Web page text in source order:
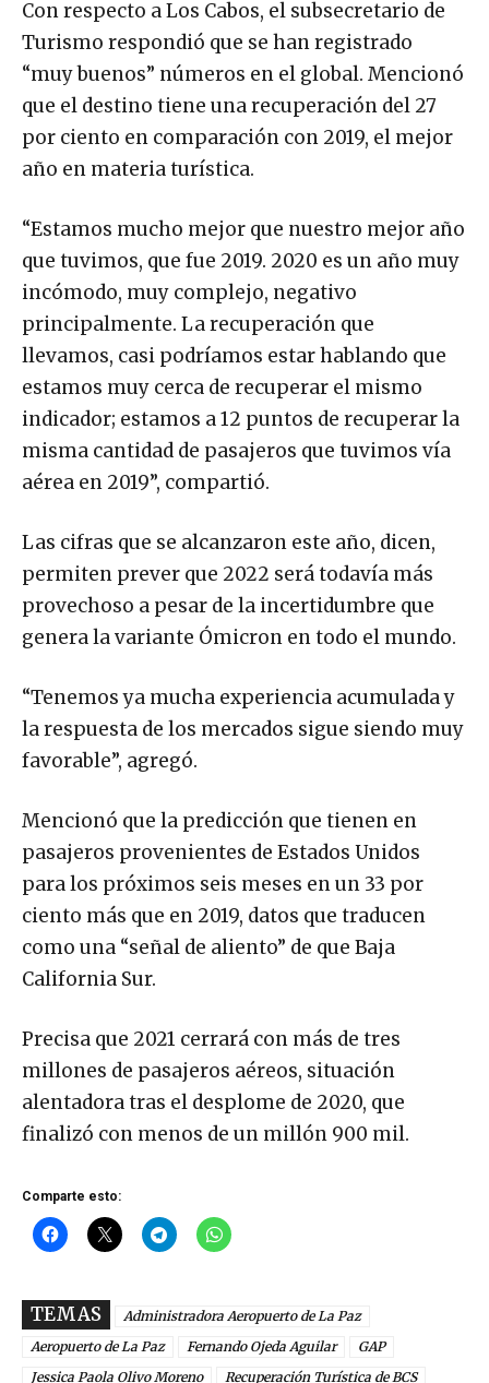
Con respecto a Los Cabos, el subsecretario de
Turismo respondió que se han registrado
“muy buenos” números en el global. Mencionó
que el destino tiene una recuperación del 27
por ciento en comparación con 2019, el mejor
año en materia turística.
“Estamos mucho mejor que nuestro mejor año
que tuvimos, que fue 2019. 2020 es un año muy
incómodo, muy complejo, negativo
principalmente. La recuperación que
llevamos, casi podríamos estar hablando que
estamos muy cerca de recuperar el mismo
indicador; estamos a 12 puntos de recuperar la
misma cantidad de pasajeros que tuvimos vía
aérea en 2019”, compartió.
Las cifras que se alcanzaron este año, dicen,
permiten prever que 2022 será todavía más
provechoso a pesar de la incertidumbre que
genera la variante Ómicron en todo el mundo.
“Tenemos ya mucha experiencia acumulada y
la respuesta de los mercados sigue siendo muy
favorable”, agregó.
Mencionó que la predicción que tienen en
pasajeros provenientes de Estados Unidos
para los próximos seis meses en un 33 por
ciento más que en 2019, datos que traducen
como una “señal de aliento” de que Baja
California Sur.
Precisa que 2021 cerrará con más de tres
millones de pasajeros aéreos, situación
alentadora tras el desplome de 2020, que
finalizó con menos de un millón 900 mil.
Comparte esto:
TEMAS
Administradora Aeropuerto de La Paz
Aeropuerto de La Paz
Fernando Ojeda Aguilar
GAP
Jessica Paola Olivo Moreno
Recuperación Turística de BCS